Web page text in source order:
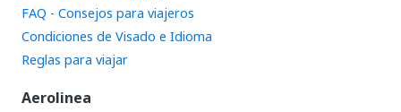
FAQ - Consejos para viajeros
Condiciones de Visado e Idioma
Reglas para viajar
Aerolinea